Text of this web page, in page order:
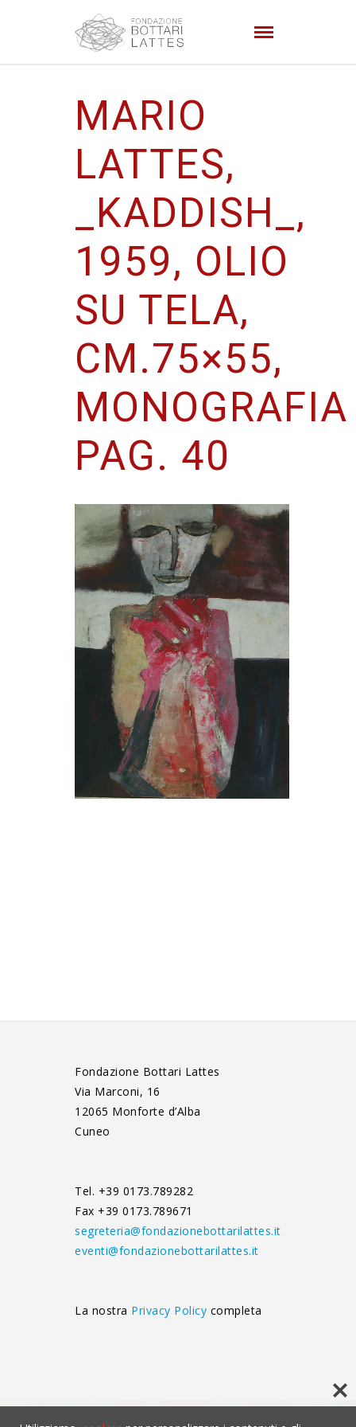
MARIO
LATTES,
_KADDISH_,
1959, OLIO
SU TELA,
CM.75×55,
MONOGRAFIA
PAG. 40
Fondazione Bottari Lattes
Via Marconi, 16
12065 Monforte d’Alba
Cuneo
Tel. +39 0173.789282
Fax +39 0173.789671
segreteria@fondazionebottarilattes.it
eventi@fondazionebottarilattes.it
La nostra Privacy Policy completa